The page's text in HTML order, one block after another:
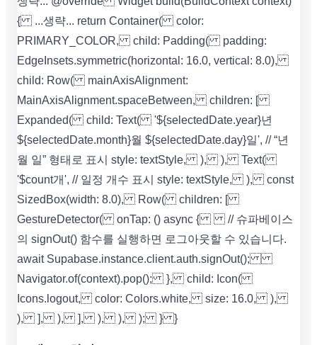
{ ...생략... return Container( color:
PRIMARY_COLOR, child: Padding( padding:
EdgeInsets.symmetric(horizontal: 16.0, vertical: 8.0),
child: Row( mainAxisAlignment:
MainAxisAlignment.spaceBetween, children: [
Expanded( child: Text( '${selectedDate.year}년
${selectedDate.month}월 ${selectedDate.day}일', // “년
월 일” 형태로 표시 style: textStyle, ), ), Text(
'$count개', // 일정 개수 표시 style: textStyle, ), const
SizedBox(width: 8.0), Row( children: [
GestureDetector( onTap: () async { // 슈파베이스
의 signOut() 함수를 실행하면 로그아웃할 수 있습니다.
await Supabase.instance.client.auth.signOut();
Navigator.of(context).pop(); }, child: Icon(
Icons.logout, color: Colors.white, size: 16.0, ),
), ], ), ], ), ), ); } }